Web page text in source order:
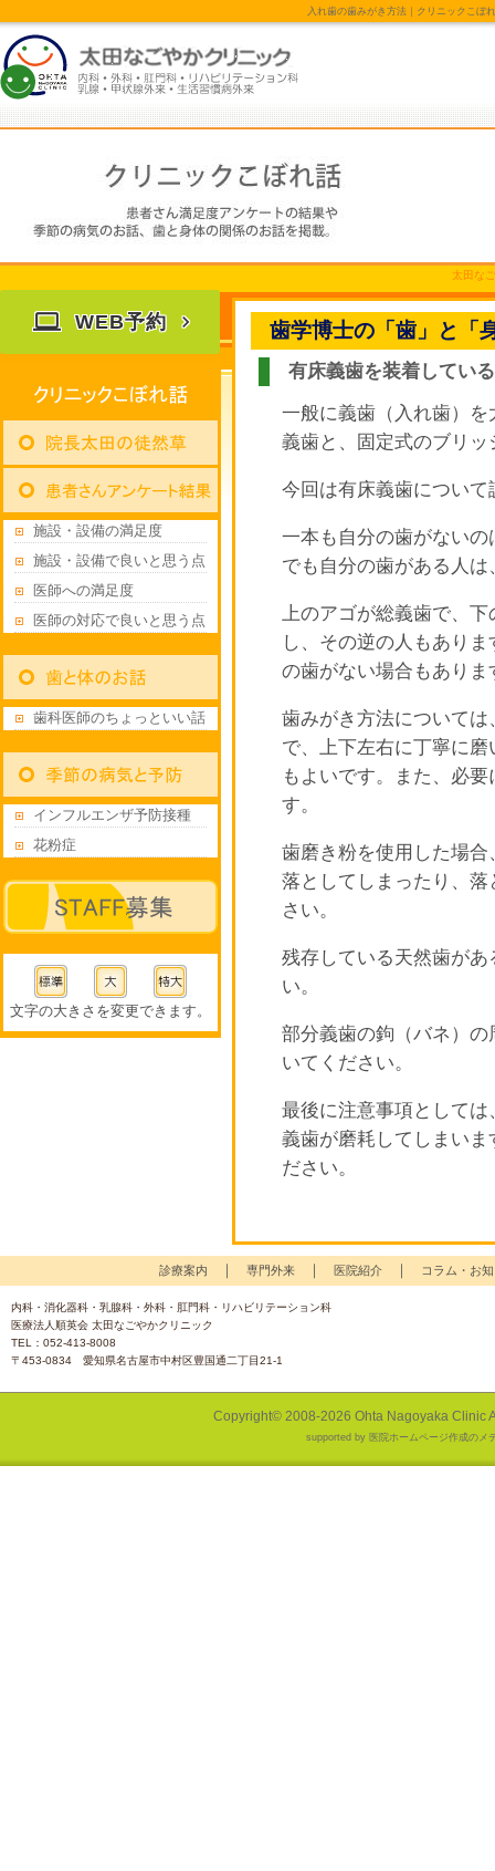
入れ歯の歯みがき方法 クリニックこぼ
太田な
歯学博士の「歯」と「
有床義歯を装着してい
一般に義歯（入れ歯）
義歯と、固定式のブリ
今回は有床義歯について
一本も自分の歯がない
でも自分の歯がある人
上のアゴが総義歯で、
し、その逆の人もあり
の歯がない場合もありま
歯みがき方法について
で、上下左右に丁寧に
もよいです。また、必
す。
歯磨き粉を使用した場
落としてしまったり、
さい。
残存している天然歯が
い。
部分義歯の鉤（バネ）
いてください。
最後に注意事項として
義歯が磨耗してしまい
ださい。
WEB予約
施設・設備の満足度
施設・設備で良いと思う点
医師への満足度
医師の対応で良いと思う点
歯科医師のちょっといい話
インフルエンザ予防接種
花粉症
文字の大きさを変更できます。
診療案内 ｜ 専門外来 ｜ 医院紹介 ｜ コラム・お
内科・消化器科・乳腺科・外科・肛門科・リハビリテーション科
医療法人順英会 太田なごやかクリニック
TEL：052-413-8008
〒453-0834 愛知県名古屋市中村区豊国通二丁目21-1
Copyright© 2008-2026 Ohta Nagoyaka Clinic
supported by 医院ホームページ作成のメ